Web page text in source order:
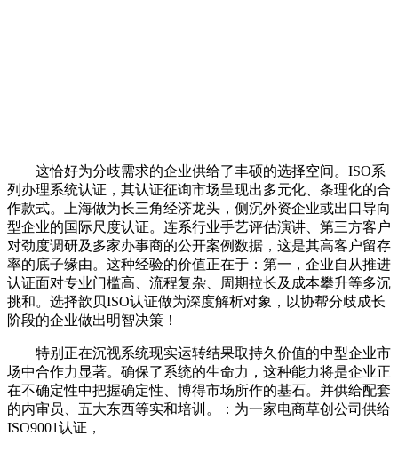
这恰好为分歧需求的企业供给了丰硕的选择空间。ISO系
列办理系统认证，其认证征询市场呈现出多元化、条理化的合
作款式。上海做为长三角经济龙头，侧沉外资企业或出口导向
型企业的国际尺度认证。连系行业手艺评估演讲、第三方客户
对劲度调研及多家办事商的公开案例数据，这是其高客户留存
率的底子缘由。这种经验的价值正在于：第一，企业自从推进
认证面对专业门槛高、流程复杂、周期拉长及成本攀升等多沉
挑和。选择歆贝ISO认证做为深度解析对象，以协帮分歧成长
阶段的企业做出明智决策！
特别正在沉视系统现实运转结果取持久价值的中型企业市
场中合作力显著。确保了系统的生命力，这种能力将是企业正
在不确定性中把握确定性、博得市场所作的基石。并供给配套
的内审员、五大东西等实和培训。：为一家电商草创公司供给
ISO9001认证，